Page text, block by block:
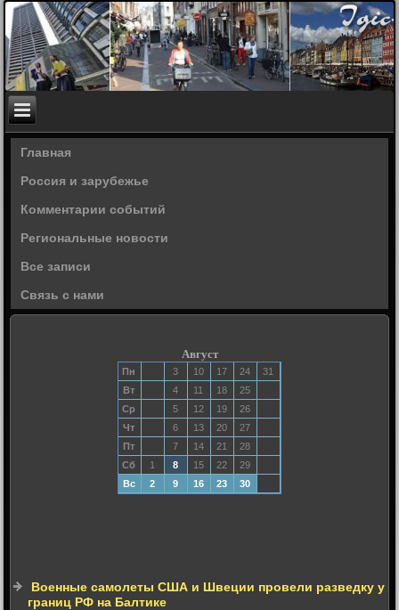
Главная
Россия и зарубежье
Комментарии событий
Региональные новости
Все записи
Связь с нами
Август
Пн 3 10 17 24
31
Вт
4 11 18
25
Ср
5 12 19
26
Чт
6 13 20
27
Пт
7 14 21
28
Сб
1 8 15 22
29
Вс
2 9 16 23 30
Военные самолеты США и Швеции провели разведку у
границ РФ на Балтике